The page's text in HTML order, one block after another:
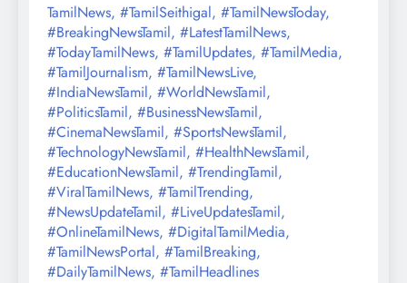
TamilNews, #TamilSeithigal, #TamilNewsToday,
#BreakingNewsTamil, #LatestTamilNews,
#TodayTamilNews, #TamilUpdates, #TamilMedia,
#TamilJournalism, #TamilNewsLive,
#IndiaNewsTamil, #WorldNewsTamil,
#PoliticsTamil, #BusinessNewsTamil,
#CinemaNewsTamil, #SportsNewsTamil,
#TechnologyNewsTamil, #HealthNewsTamil,
#EducationNewsTamil, #TrendingTamil,
#ViralTamilNews, #TamilTrending,
#NewsUpdateTamil, #LiveUpdatesTamil,
#OnlineTamilNews, #DigitalTamilMedia,
#TamilNewsPortal, #TamilBreaking,
#DailyTamilNews, #TamilHeadlines